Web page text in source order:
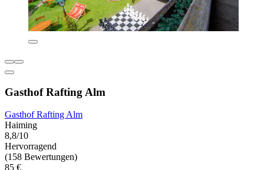
Gasthof Rafting Alm
Gasthof Rafting Alm
Haiming
8,8/10
Hervorragend
(158 Bewertungen)
85 €